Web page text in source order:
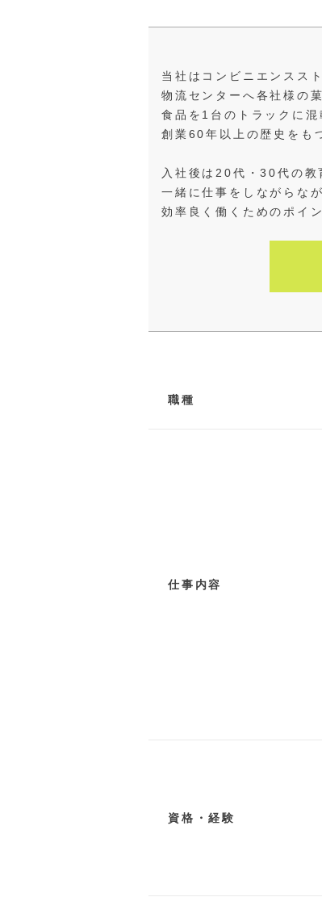
当社はコンビニエンスス
物流センターへ各社様の
食品を1台のトラックに混
創業60年以上の歴史をも
入社後は20代・30代の教
一緒に仕事をしながらな
効率良く働くためのポイ
職種
仕事内容
資格・経験